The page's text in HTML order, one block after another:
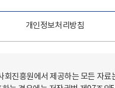
개인정보처리방침
회진흥원에서 제공하는 모든 자